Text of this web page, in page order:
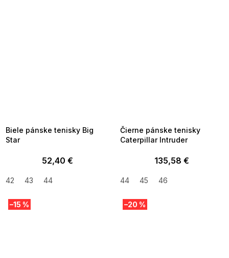
Biele pánske tenisky Big
Star
52,40 €
42 43 44
Čierne pánske tenisky
Caterpillar Intruder
135,58 €
44 45 46
–15 % –20 %